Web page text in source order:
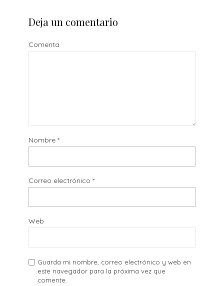
Deja un comentario
Comenta
Nombre *
Correo electrónico *
Web
Guarda mi nombre, correo electrónico y web en
este navegador para la próxima vez que
comente.